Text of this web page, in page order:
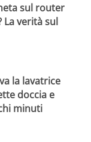
sul router
La verità sul
la lavatrice
doccia e
minuti